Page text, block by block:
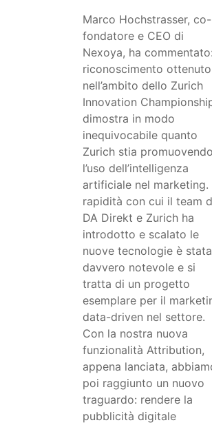
Marco Hochstrasser, co-
fondatore e CEO di
Nexoya, ha
riconoscimento ottenuto
nell’ambito dello Zurich
Innovation
dimostra in modo
inequivocabile quanto
Zurich stia promuovendo
l’uso dell’intelligenza
artificiale nel marketing.
rapidità con cui il team
DA Direkt e Zurich ha
introdotto e scalato le
nuove tecnologie è stata
davvero notevole e si
tratta di un progetto
esemplare per il
data-driven nel settore.
Con la nostra nuova
funzionalità Attribution,
appena lanciata,
poi raggiunto un nuovo
traguardo: rendere la
pubblicità digitale